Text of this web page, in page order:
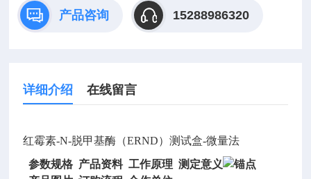
产品咨询 15288986320
详细介绍 在线留言
红霉素-N-脱甲基酶（ERND）测试盒-微量法
参数规格 产品资料 工作原理 测定意义